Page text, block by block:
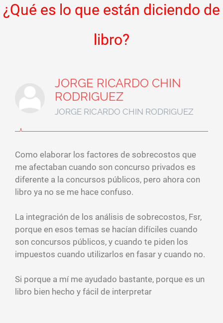
¿Qué es lo que están diciendo de
libro?
JORGE RICARDO CHIN
RODRIGUEZ
JORGE RICARDO CHIN RODRIGUEZ
Como elaborar los factores de sobrecostos que
me afectaban cuando son concurso privados es
diferente a la concursos públicos, pero ahora con
libro ya no se me hace confuso.
La integración de los análisis de sobrecostos, Fsr,
porque en esos temas se hacían difíciles cuando
son concursos públicos, y cuando te piden los
impuestos cuando utilizarlos en fasar y cuando no.
Si porque a mí me ayudado bastante, porque es un
libro bien hecho y fácil de interpretar